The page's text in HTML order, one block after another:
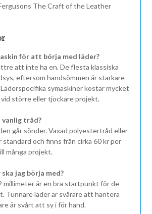
The Craft of the Leather
för att börja med läder?
att inte ha en. De flesta klassiska
eftersom handsömmen är starkare
symaskiner kostar mycket
större eller tjockare projekt.
vanlig tråd?
går sönder. Vaxad polyestertråd eller
standard och finns från cirka 60 kr per
många projekt.
jag börja med?
millimeter är en bra startpunkt för de
Tunnare läder är svårare att hantera
är svårt att sy i för hand.